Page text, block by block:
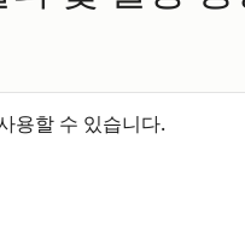
용할 수 있습니다.